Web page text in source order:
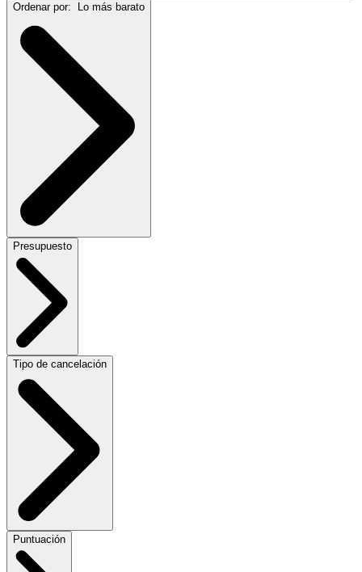
Ordenar por:
Lo más barato
Presupuesto
Tipo de cancelación
Puntuación